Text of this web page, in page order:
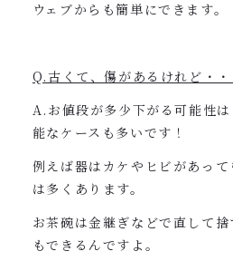
ウェブからも簡単にできます。
Q.古くて、傷があるけれど・・
A.お値段が多少下がる可能性
能なケースも多いです！
例えば器はカケやヒビがあっ
は多くあります。
お茶碗は金継ぎなどで直して
もできるんですよ。